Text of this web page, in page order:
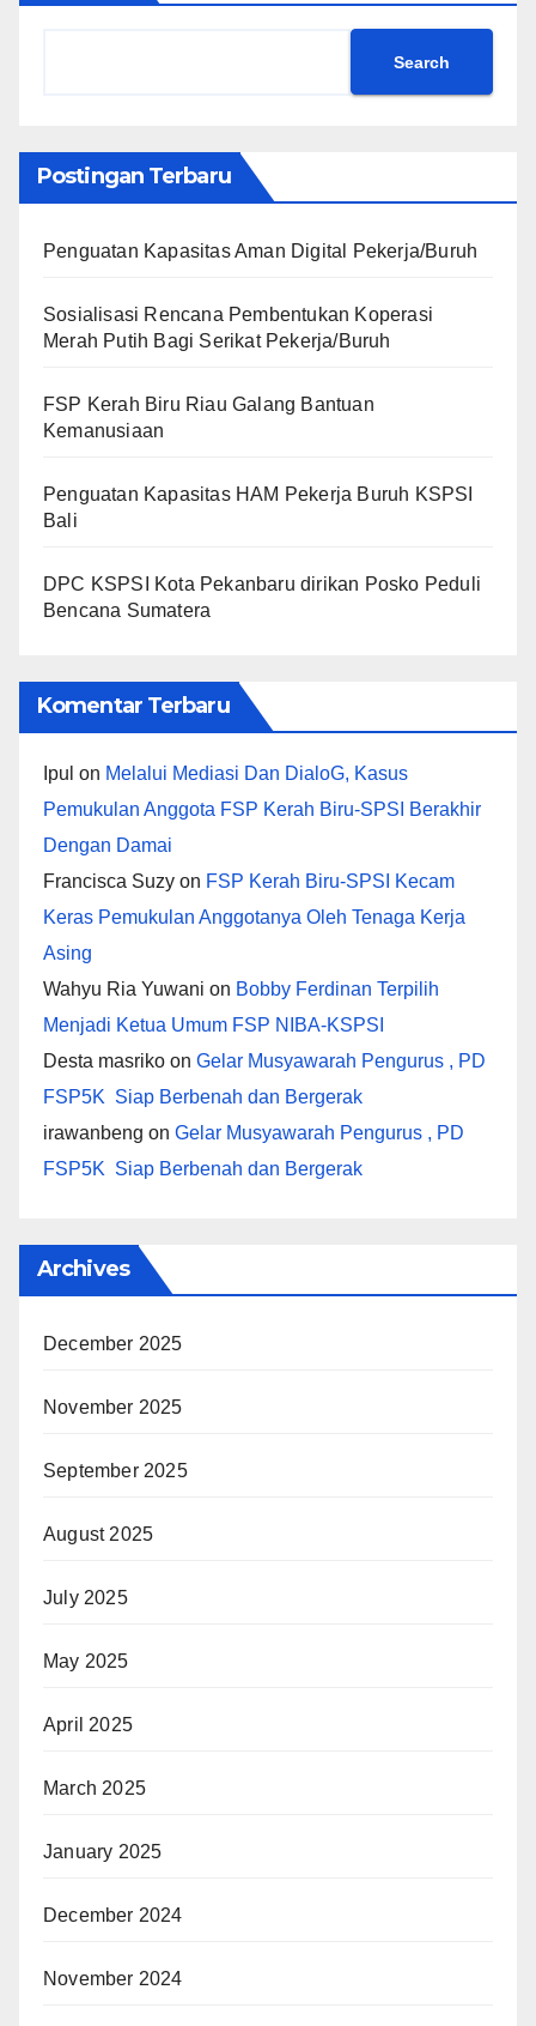
Search
Postingan Terbaru
Penguatan Kapasitas Aman Digital Pekerja/Buruh
Sosialisasi Rencana Pembentukan Koperasi
Merah Putih Bagi Serikat Pekerja/Buruh
FSP Kerah Biru Riau Galang Bantuan
Kemanusiaan
Penguatan Kapasitas HAM Pekerja Buruh KSPSI
Bali
DPC KSPSI Kota Pekanbaru dirikan Posko Peduli
Bencana Sumatera
Komentar Terbaru
Ipul on Melalui Mediasi Dan DialoG, Kasus
Pemukulan Anggota FSP Kerah Biru-SPSI Berakhir
Dengan Damai
Francisca Suzy on FSP Kerah Biru-SPSI Kecam
Keras Pemukulan Anggotanya Oleh Tenaga Kerja
Asing
Wahyu Ria Yuwani on Bobby Ferdinan Terpilih
Menjadi Ketua Umum FSP NIBA-KSPSI
Desta masriko on Gelar Musyawarah Pengurus , PD
FSP5K Siap Berbenah dan Bergerak
irawanbeng on Gelar Musyawarah Pengurus , PD
FSP5K Siap Berbenah dan Bergerak
Archives
December 2025
November 2025
September 2025
August 2025
July 2025
May 2025
April 2025
March 2025
January 2025
December 2024
November 2024